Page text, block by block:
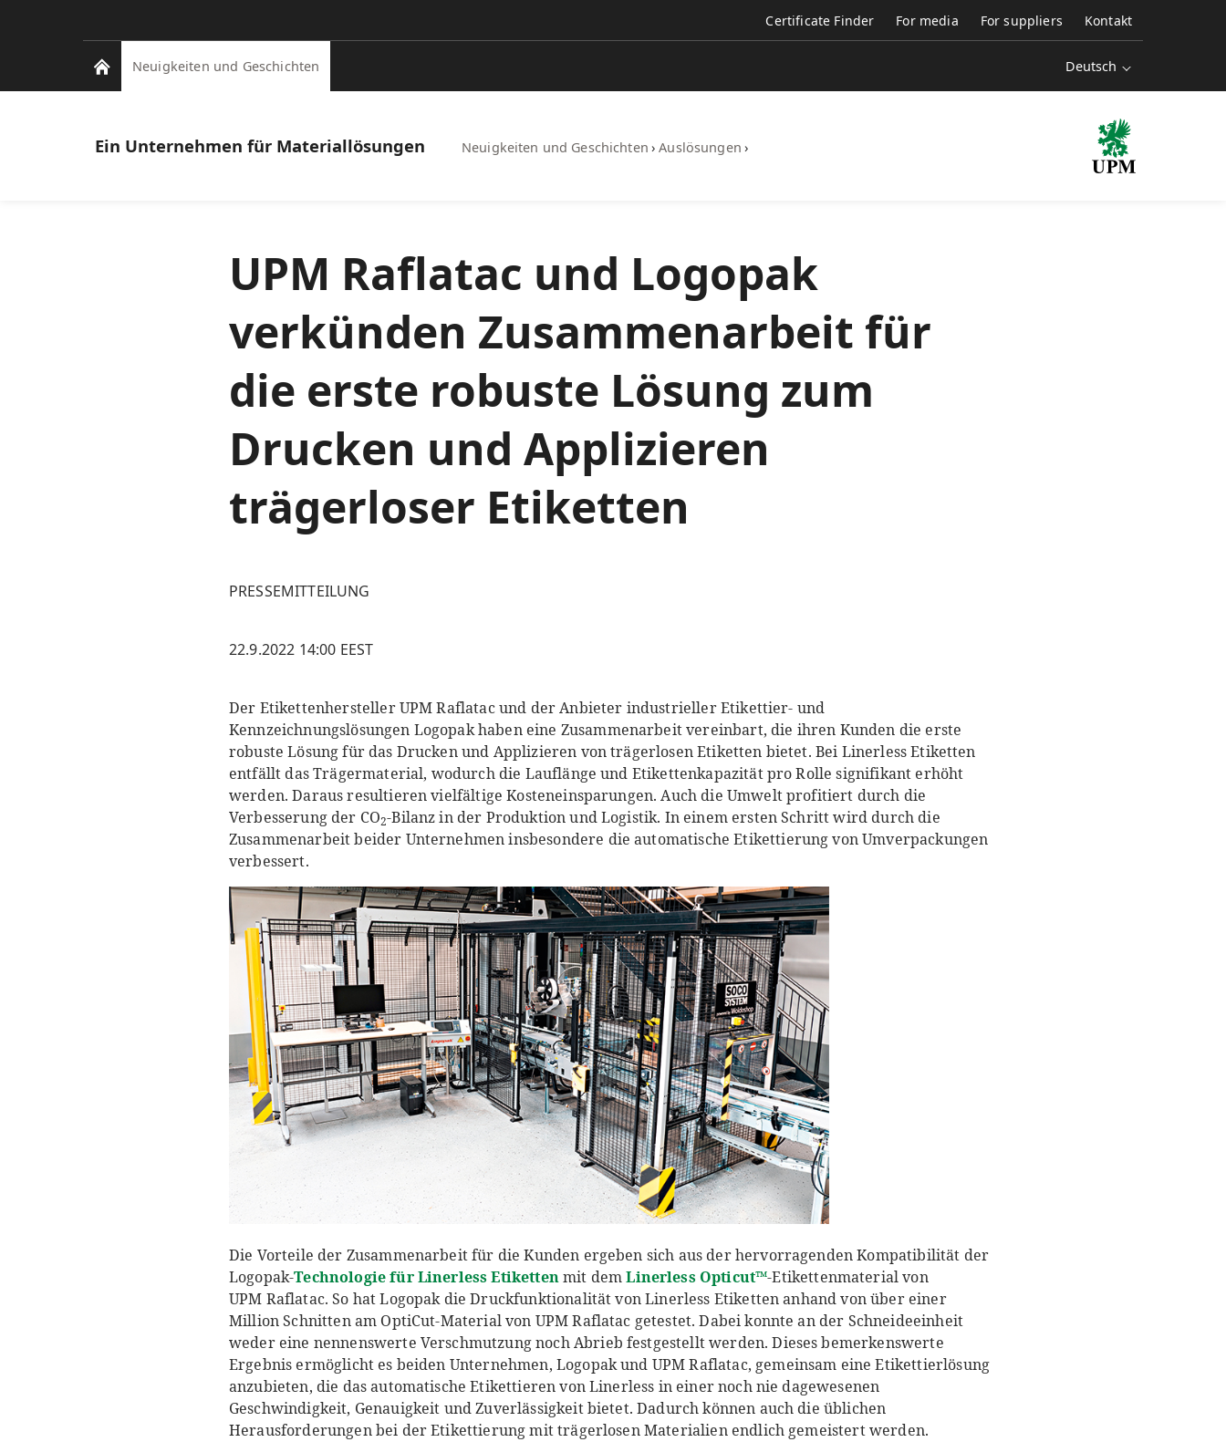
Certificate Finder For media For suppliers Kontakt
Deutsch
Neuigkeiten und Geschichten
Ein Unternehmen für Materiallösungen Neuigkeiten und Geschichten › Auslösungen ›
UPM Raflatac und Logopak
verkünden Zusammenarbeit für
die erste robuste Lösung zum
Drucken und Applizieren
trägerloser Etiketten
PRESSEMITTEILUNG
22.9.2022 14:00 EEST
Der Etikettenhersteller UPM Raflatac und der Anbieter industrieller Etikettier- und
Kennzeichnungslösungen Logopak haben eine Zusammenarbeit vereinbart, die ihren Kunden die erste
robuste Lösung für das Drucken und Applizieren von trägerlosen Etiketten bietet. Bei Linerless Etiketten
entfällt das Trägermaterial, wodurch die Lauflänge und Etikettenkapazität pro Rolle signifikant erhöht
werden. Daraus resultieren vielfältige Kosteneinsparungen. Auch die Umwelt profitiert durch die
Verbesserung der CO2-Bilanz in der Produktion und Logistik. In einem ersten Schritt wird durch die
Zusammenarbeit beider Unternehmen insbesondere die automatische Etikettierung von Umverpackungen
verbessert.
Die Vorteile der Zusammenarbeit für die Kunden ergeben sich aus der hervorragenden Kompatibilität der
Logopak-Technologie für Linerless Etikettenmit demLinerless Opticut™-Etikettenmaterial von
UPM Raflatac. So hat Logopak die Druckfunktionalität von Linerless Etiketten anhand von über einer
Million Schnitten am OptiCut-Material von UPM Raflatac getestet. Dabei konnte an der Schneideeinheit
weder eine nennenswerte Verschmutzung noch Abrieb festgestellt werden. Dieses bemerkenswerte
Ergebnis ermöglicht es beiden Unternehmen, Logopak und UPM Raflatac, gemeinsam eine Etikettierlösung
anzubieten, die das automatische Etikettieren von Linerless in einer noch nie dagewesenen
Geschwindigkeit, Genauigkeit und Zuverlässigkeit bietet. Dadurch können auch die üblichen
Herausforderungen bei der Etikettierung mit trägerlosen Materialien endlich gemeistert werden.